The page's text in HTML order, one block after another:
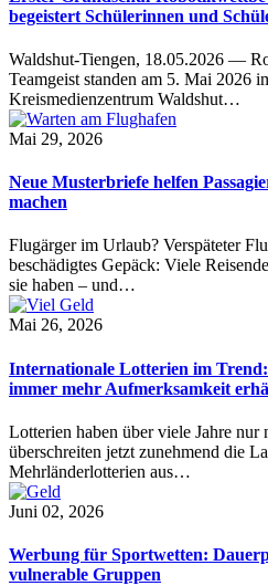
begeistert Schülerinnen und
Waldshut-Tiengen, 18.05.2026 —
Teamgeist standen am 5. Mai 2026
Kreismedienzentrum Waldshut…
Mai 29, 2026
Neue Musterbriefe helfen
machen
Flugärger im Urlaub? Verspäteter
beschädigtes Gepäck: Viele
sie haben – und…
Mai 26, 2026
Internationale Lotterien im
immer mehr Aufmerksamkeit
Lotterien haben über viele Jahre
überschreiten jetzt zunehmend die
Mehrländerlotterien aus…
Juni 02, 2026
Werbung für Sportwetten:
vulnerable Gruppen